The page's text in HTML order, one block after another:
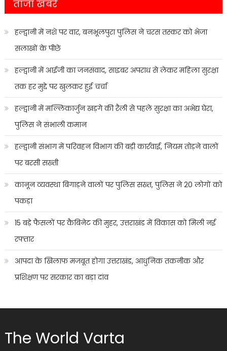
ताजा खबरे
हल्द्वानी में नशे पर वार, बनभूलपुरा पुलिस ने चरस तस्कर को भेजा
सलाखों के पीछे
हल्द्वानी में आईजी का जनसंवाद, साइबर अपराध से लेकर महिला सुरक्षा
तक हर मुद्दे पर खुलकर हुई चर्चा
हल्द्वानी में मल्लिकार्जुन खड़गे की रैली से पहले सुरक्षा का अभेद्य घेरा,
पुलिस ने संभाली कमान
हल्द्वानी संभाग में परिवहन विभाग की बड़ी कार्रवाई, नियम तोड़ने वालों
पर बरसी सख्ती
कानून व्यवस्था बिगाड़ने वालों पर पुलिस सख्त, पुलिस ने 20 लोगों को
पकड़ा
15 बड़े फैसलों पर कैबिनेट की मुहर, उत्तराखंड में विकास को मिली नई
रफ्तार
आपदा के खिलाफ मजबूत होगा उत्तराखंड, आधुनिक तकनीक और
प्रशिक्षण पर सरकार का बड़ा दांव
The World Varta